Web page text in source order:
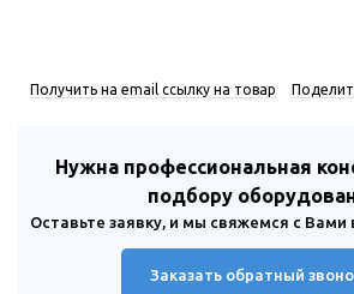
Получить на email ссылку на товар
Нужна профессиональная
подбору
Оставьте заявку, и мы свяжемся с
Заказать обратный